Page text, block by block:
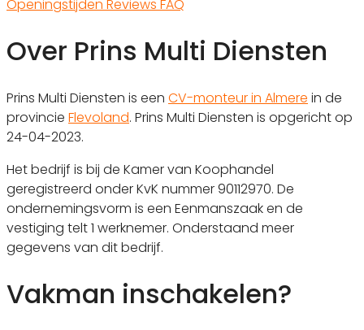
Openingstijden Reviews FAQ
Over Prins Multi Diensten
Prins Multi Diensten is een CV-monteur in Almere in de
provincie Flevoland. Prins Multi Diensten is opgericht op
24-04-2023.
Het bedrijf is bij de Kamer van Koophandel
geregistreerd onder KvK nummer 90112970. De
ondernemingsvorm is een Eenmanszaak en de
vestiging telt 1 werknemer. Onderstaand meer
gegevens van dit bedrijf.
Vakman inschakelen?